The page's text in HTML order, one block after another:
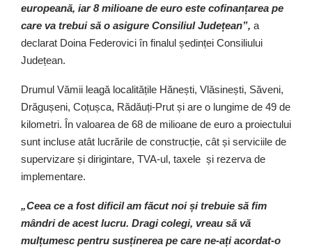
europeană, iar 8 milioane de euro este cofinanțarea pe
care va trebui să o asigure Consiliul Județean”, a
declarat Doina Federovici în finalul ședinței Consiliului
Județean.
Drumul Vămii leagă localitățile Hănești, Vlăsinești, Săveni,
Drăgușeni, Coțușca, Rădăuți-Prut și are o lungime de 49 de
kilometri. În valoarea de 68 de milioane de euro a proiectului
sunt incluse atât lucrările de construcție, cât și serviciile de
supervizare și dirigintare, TVA-ul, taxele și rezerva de
implementare.
„Ceea ce a fost dificil am făcut noi și trebuie să fim
mândri de acest lucru. Dragi colegi, vreau să vă
mulțumesc pentru susținerea pe care ne-ați acordat-o